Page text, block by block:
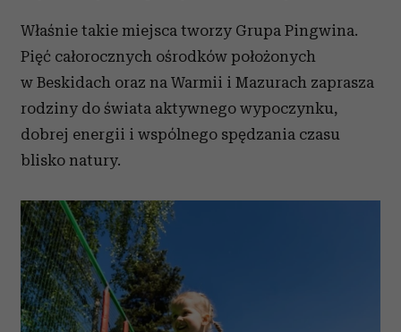
Właśnie takie miejsca tworzy Grupa Pingwina.
Pięć całorocznych ośrodków położonych
w Beskidach oraz na Warmii i Mazurach zaprasza
rodziny do świata aktywnego wypoczynku,
dobrej energii i wspólnego spędzania czasu
blisko natury.